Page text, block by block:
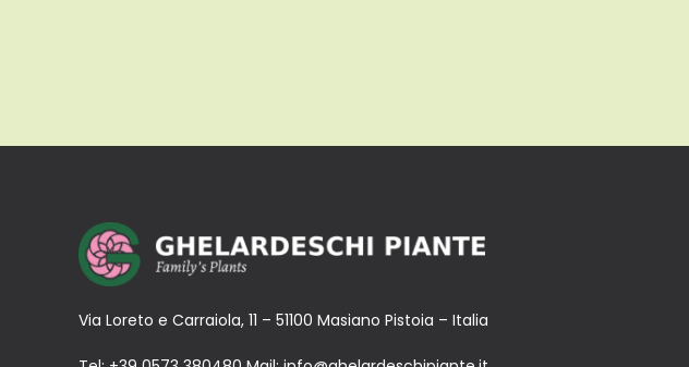
Via Loreto e Carraiola, 11 – 51100 Masiano Pistoia – Italia